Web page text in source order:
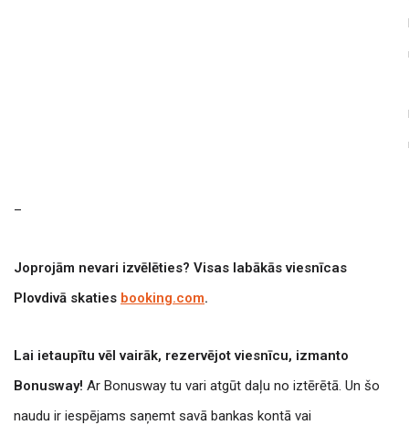
–
Joprojām nevari izvēlēties? Visas labākās viesnīcas
Plovdivā skaties booking.com.
Lai ietaupītu vēl vairāk, rezervējot viesnīcu, izmanto
Bonusway! Ar Bonusway tu vari atgūt daļu no iztērētā. Un šo
naudu ir iespējams saņemt savā bankas kontā vai